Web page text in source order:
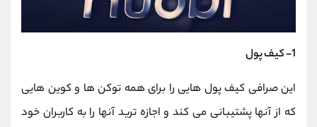
1- کیف پول
این صرافی کیف پول هایی را برای همه توکن ها و کوین هایی
که از آنها پشتیبانی می کند و اجازه ترید آنها را به کاربران خود